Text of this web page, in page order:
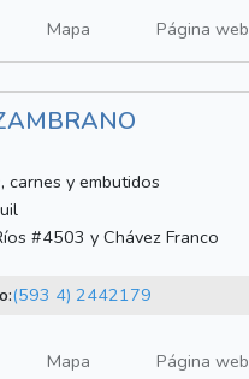
Mapa Página web
carnes y embutidos
#4503 y Chávez Franco
(593 4) 2442179
Mapa Página web